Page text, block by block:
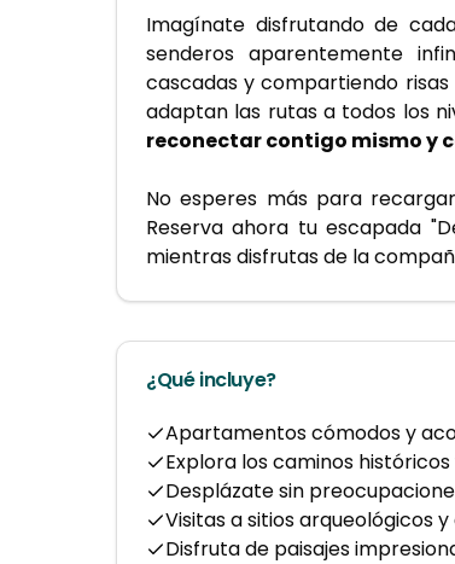
Imagínate disfrutando de
senderos aparentemente
cascadas y compartiendo
adaptan las rutas a todos los
reconectar contigo mismo y
No esperes más para
Reserva ahora tu escapada
mientras disfrutas de la
¿Qué incluye?
Apartamentos cómodos y
Explora los caminos
Desplázate sin
Visitas a sitios arqueológicos
Disfruta de paisajes